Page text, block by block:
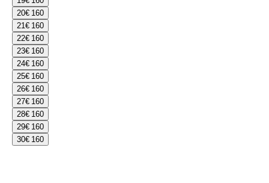
20€ 160
21€ 160
22€ 160
23€ 160
24€ 160
25€ 160
26€ 160
27€ 160
28€ 160
29€ 160
30€ 160